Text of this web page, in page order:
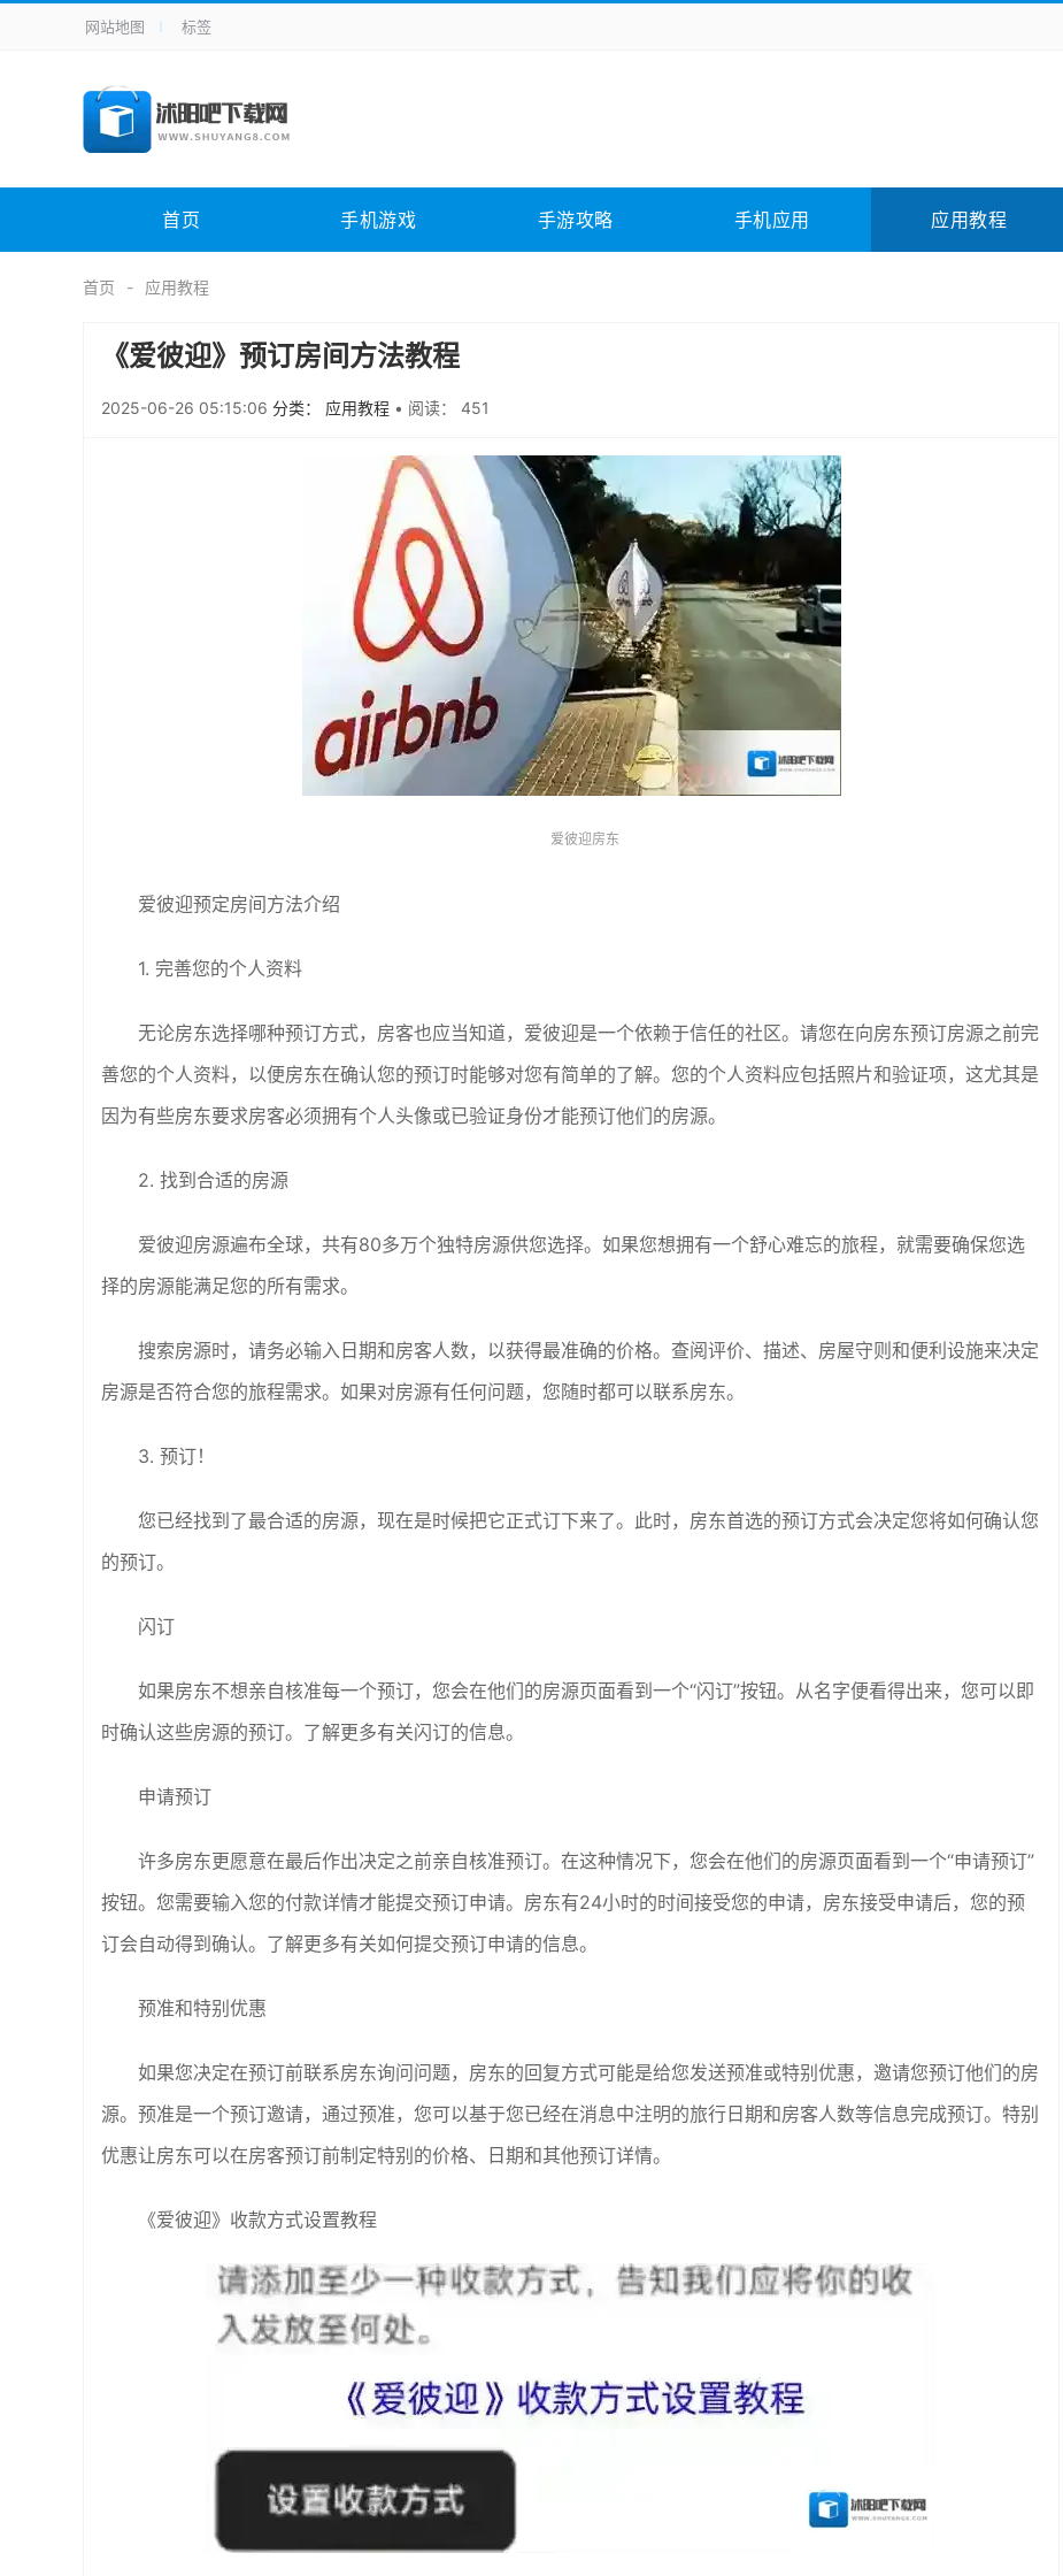
手机应用
手机游戏 H5游戏
电脑软件 其它类别 图形软件 安全相关 应用软件 影音软件 插件下载
未分类 综合其它
网站地图 标签
首页 手机游戏 手游攻略 手机应用 应用教程
首页 应用教程
《爱彼迎》预订房间方法教程
2025-06-26 05:15:06 分类： 应用教程 • 阅读： 451
爱彼迎房东
爱彼迎预定房间方法介绍
1. 完善您的个人资料
无论房东选择哪种预订方式，房客也应当知道，爱彼迎是一个依赖于信任的社区。请您在向房东预订房源之前完
善您的个人资料，以便房东在确认您的预订时能够对您有简单的了解。您的个人资料应包括照片和验证项，这尤其是
因为有些房东要求房客必须拥有个人头像或已验证身份才能预订他们的房源。
2. 找到合适的房源
爱彼迎房源遍布全球，共有80多万个独特房源供您选择。如果您想拥有一个舒心难忘的旅程，就需要确保您选
择的房源能满足您的所有需求。
搜索房源时，请务必输入日期和房客人数，以获得最准确的价格。查阅评价、描述、房屋守则和便利设施来决定
房源是否符合您的旅程需求。如果对房源有任何问题，您随时都可以联系房东。
3. 预订！
您已经找到了最合适的房源，现在是时候把它正式订下来了。此时，房东首选的预订方式会决定您将如何确认您
的预订。
闪订
如果房东不想亲自核准每一个预订，您会在他们的房源页面看到一个“闪订”按钮。从名字便看得出来，您可以即
时确认这些房源的预订。了解更多有关闪订的信息。
申请预订
许多房东更愿意在最后作出决定之前亲自核准预订。在这种情况下，您会在他们的房源页面看到一个“申请预订”
按钮。您需要输入您的付款详情才能提交预订申请。房东有24小时的时间接受您的申请，房东接受申请后，您的预
订会自动得到确认。了解更多有关如何提交预订申请的信息。
预准和特别优惠
如果您决定在预订前联系房东询问问题，房东的回复方式可能是给您发送预准或特别优惠，邀请您预订他们的房
源。预准是一个预订邀请，通过预准，您可以基于您已经在消息中注明的旅行日期和房客人数等信息完成预订。特别
优惠让房东可以在房客预订前制定特别的价格、日期和其他预订详情。
《爱彼迎》收款方式设置教程